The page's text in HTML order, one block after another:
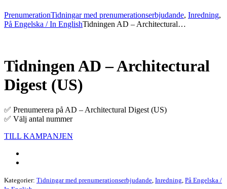
PrenumerationTidningar med prenumerationserbjudande, Inredning,
På Engelska / In EnglishTidningen AD – Architectural…
Tidningen AD – Architectural
Digest (US)
✅ Prenumerera på AD – Architectural Digest (US)
✅ Välj antal nummer
TILL KAMPANJEN
Kategorier: Tidningar med prenumerationserbjudande Inredning På Engelska /